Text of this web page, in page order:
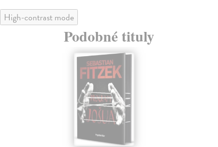
High-contrast mode
Podobné tituly